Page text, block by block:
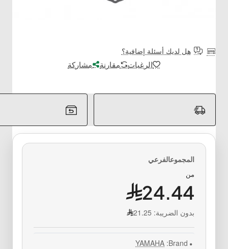
هل لديك أسئلة إضافية؟
الرغبات مقارنة مشاركة
من
24.44
بدون الضريبة: 21.25
Brand:
YAMAHA